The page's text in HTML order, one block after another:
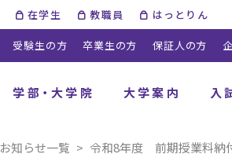
学部・大学院 大学案内 入
受験生の方 卒業生の方 保証人の方
在学生 教職員 はっとりん
お知らせ一覧 令和8年度 前期授業料納